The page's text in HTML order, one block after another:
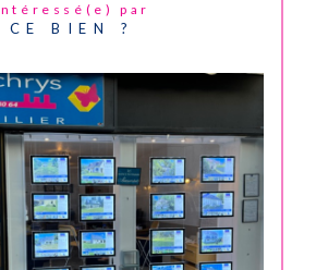
Intéressé(e) par
CE BIEN ?